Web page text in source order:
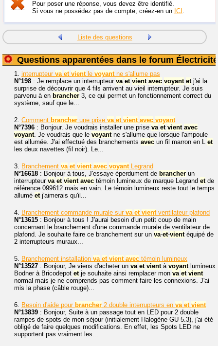
Pour poser une réponse, vous devez être identifié.
Si vous ne possédez pas de compte, créez-en un ICI .
Liste des questions
Questions apparentées dans le forum Électricité
1. interrupteur va et vientle voyantne s'allume pas
N°198 : Je remplace un interrupteur va et vient avec voyant etj'ai la
surprise de découvrir que 4 fils arrivent au vieil interrupteur. Je suis
parvenu à en brancher 3, ce qui permet un fonctionnement correct du
système, sauf que le...
2. Comment brancher une prise va et vient avec voyant
N°7396 : Bonjour. Je voudrais installer une prise va et vient avec
voyant. Je voudrais que le voyantne s'allume que lorsque l'ampoule
est allumée. J'ai effectué des branchements avec un fil marron en L et
les deux navettes (fil noir). Le...
3. Branchement va et vient avec voyantLegrand
N°16618 : Bonjour à tous, J'essaye éperdument de brancher un
interrupteur va et vient avec témoin lumineux de marque Legrand etde
référence 099612 mais en vain. Le témoin lumineux reste tout le temps
allumé etj'aimerais qu'il...
4. Branchement commande murale sur va et vientventilateur plafond
N°13615 : Bonjour à tous ! J'aurai besoin d'un petit coup de main
concernant le branchement d'une commande murale de ventilateur de
plafond. Je souhaite faire ce branchement sur un va-et-vientéquipé de
2 interrupteurs muraux...
5. Branchement installation va et vient avec témoin lumineux
N°13527 : Bonjour, Je viens d'acheter un va et vientà voyantlumineux
Bodner à Bricodepot etje souhaite ainsi remplacer mon va et vient
normal mais je ne comprends pas comment faire les connexions. J'ai
mis la phase (câble rouge)...
6. Besoin d'aide pour brancher 2 double interrupteurs en va et vient
N°13839 : Bonjour, Suite à un passage tout en LED pour 2 double
rampes de spots de mon séjour (initialement Halogène GU 5.3), j'ai été
obligé de faire quelques modifications. En effet, les Spots LED ne
supportent pas vraiment les...